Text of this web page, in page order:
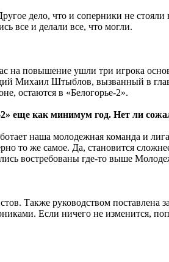
дело, что и соперники не
все и делали все, что могли.
на повышение ушли три игрока
Михаил Штыблов, вызванный в
остаются в «Белогорье-2».
еще как минимум год. Нет ли
наша молодежная команда и
то же самое. Да, становится
востребованы где-то выше
Также руководством
Если ничего не изменится,